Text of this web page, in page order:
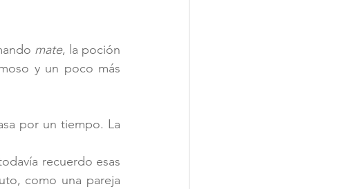
mate, la poción
y un poco más
por un tiempo. La
recuerdo esas
como una pareja